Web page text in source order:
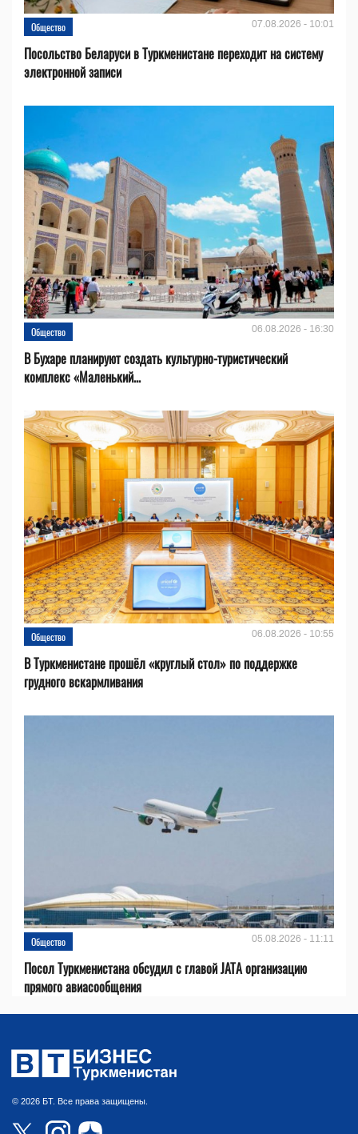
Общество 07.08.2026 - 10:01
Посольство Беларуси в Туркменистане переходит на систему
электронной записи
Общество 06.08.2026 - 16:30
В Бухаре планируют создать культурно-туристический
комплекс «Маленький...
Общество 06.08.2026 - 10:55
В Туркменистане прошёл «круглый стол» по поддержке
грудного вскармливания
Общество 05.08.2026 - 11:11
Посол Туркменистана обсудил с главой JATA организацию
прямого авиасообщения
© 2026 БТ. Все права защищены.